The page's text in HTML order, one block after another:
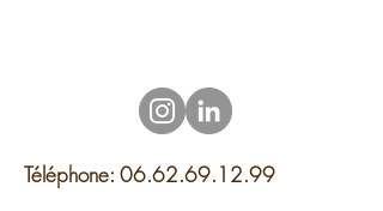
Téléphone: 06.62.69.12.99